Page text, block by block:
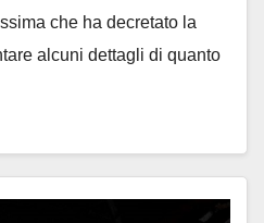
che ha decretato la
alcuni dettagli di quanto